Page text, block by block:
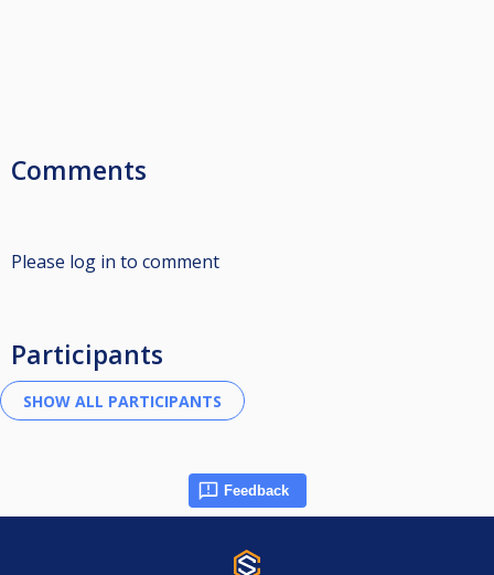
Comments
Please log in to comment
Participants
Feedback